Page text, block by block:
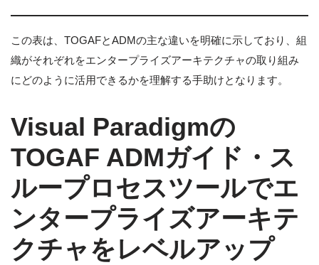
この表は、TOGAFとADMの主な違いを明確に示しており、組
織がそれぞれをエンタープライズアーキテクチャの取り組み
にどのように活用できるかを理解する手助けとなります。
Visual Paradigmの
TOGAF ADMガイド・ス
ループロセスツールでエ
ンタープライズアーキテ
クチャをレベルアップ